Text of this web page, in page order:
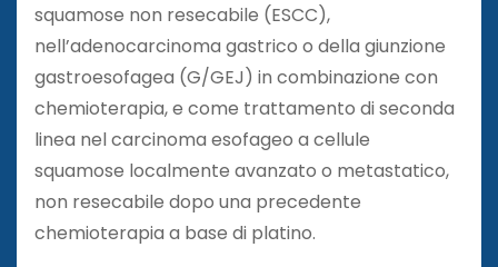
squamose non resecabile (ESCC),
nell’adenocarcinoma gastrico o della giunzione
gastroesofagea (G/GEJ) in combinazione con
chemioterapia, e come trattamento di seconda
linea nel carcinoma esofageo a cellule
squamose localmente avanzato o metastatico,
non resecabile dopo una precedente
chemioterapia a base di platino.